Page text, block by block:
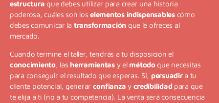
estructura que debes utilizar para crear una historia
poderosa, cuáles son loselementos indispensablescómo
debes comunicar la transformación que le ofreces al
mercado.
Cuando termine el taller, tendrás a tu disposición el
conocimiento, las herramientasy el métodoque necesitas
para conseguir el resultado que esperas. Sí, persuadira tu
cliente potencial, generar confianza y credibilidadpara que
te elija a ti (no a tu competencia). La venta será consecuencia